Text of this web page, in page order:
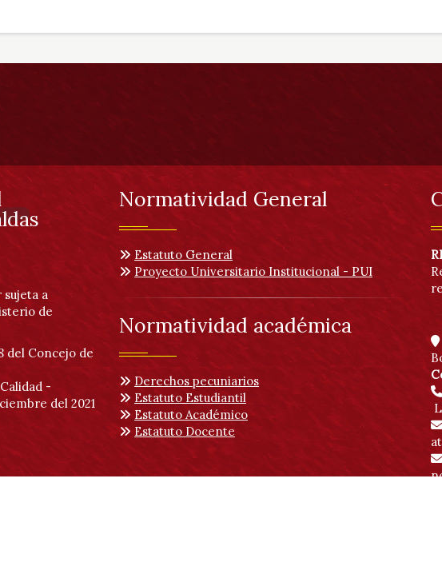
a
de
del Concejo de
-
del 2021
Normatividad General
Estatuto General
Proyecto Universitario Institucional - PUI
Normatividad académica
Derechos pecuniarios
Estatuto Estudiantil
Estatuto Académico
Estatuto Docente